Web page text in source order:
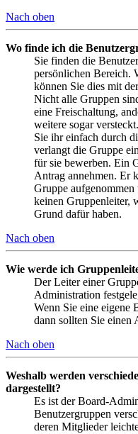
Nach oben
Wo finde ich die
Sie finden die
persönlichen Bereich.
können Sie dies mit
Nicht alle Gruppen
eine Freischaltung,
weitere sogar
Sie ihr einfach durch
verlangt die Gruppe
für sie bewerben. Ein
Antrag annehmen. Er
Gruppe
keinen Gruppenleiter,
Grund dafür haben.
Nach oben
Wie werde ich
Der Leiter einer
Administration
Wenn Sie eine eigene
dann sollten Sie einen
Nach oben
Weshalb werden
dargestellt?
Es ist der Board-
Benutzergruppen
deren Mitglieder